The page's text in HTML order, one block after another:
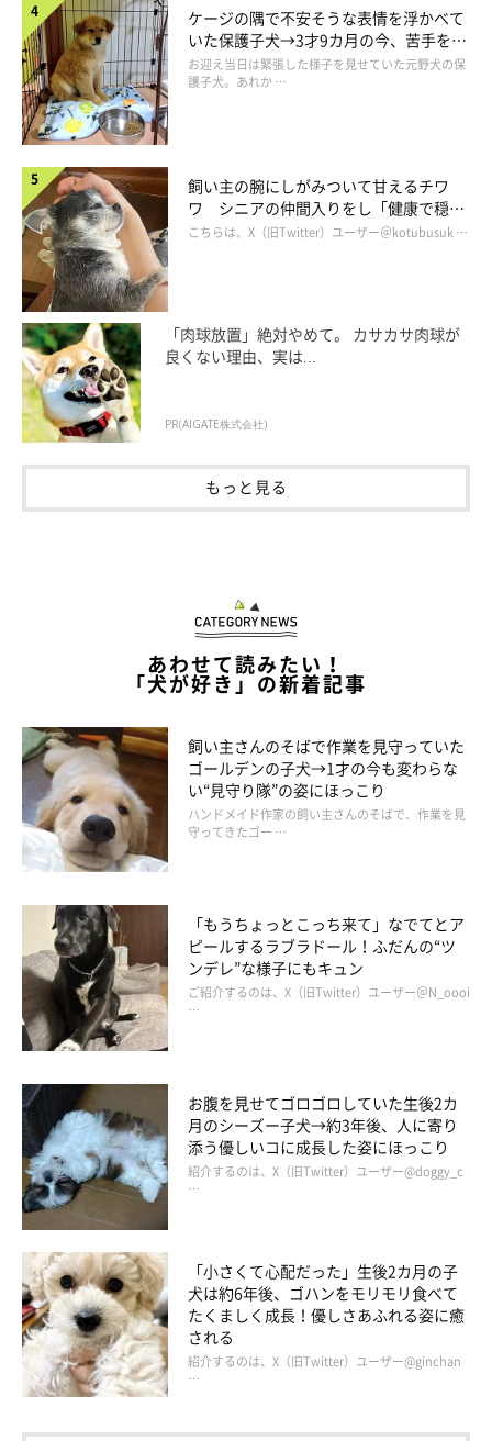
「ちょうどいい…zzz」
そして、お布団を鼻でめくり毛布の上で寝ます。マロたんに毛布
の上に寝られると、わたしは寝返りを打つことができません。お
布団も剥ぎ取られるし寒い。でもいいの、寒くてもマロたんと一
緒に寝たいから。マロたんの昆布の匂いがする頭をクンクンしな
犬と一緒に寝ることに賛否両論ありますが
パピーの頃はケージで寝てたのですが、いつの間にやら一緒に寝
るようになりました。「さむいです！」とベッドに潜り込んで来
て尻尾をくっ付けるマロたんの可愛さや、幸せそうな寝顔を見る
と、一緒に寝るのも悪くないと思います。ただ、毎朝シーツに付
いたマロ毛を取るのは本当に面倒です(笑)
ケージの隅で不安そうな表情を浮かべて
いた保護子犬→3才9カ月の今、苦手を克
服し頼もしいコに成長！
お迎え当日は緊張した様子を見せていた元野犬の保
護子犬。あれか …
飼い主の腕にしがみついて甘えるチワ
ワ シニアの仲間入りをし「健康で穏や
かな暮らしが続いてほしい」と願う
こちらは、X（旧Twitter）ユーザー＠kotubusuk …
「肉球放置」絶対やめて。 カサカサ肉球が
良くない理由、実は...
PR(AIGATE株式会社)
もっと見る
あわせて読みたい！
「犬が好き」の新着記事
飼い主さんのそばで作業を見守っていた
ゴールデンの子犬→1才の今も変わらな
い“見守り隊”の姿にほっこり
ハンドメイド作家の飼い主さんのそばで、作業を見
守ってきたゴー …
「もうちょっとこっち来て」なでてとア
ピールするラブラドール！ふだんの“ツ
ンデレ”な様子にもキュン
ご紹介するのは、X（旧Twitter）ユーザー＠N_oooi
…
お腹を見せてゴロゴロしていた生後2カ
月のシーズー子犬→約3年後、人に寄り
添う優しいコに成長した姿にほっこり
紹介するのは、X（旧Twitter）ユーザー@doggy_c
…
「小さくて心配だった」生後2カ月の子
犬は約6年後、ゴハンをモリモリ食べて
たくましく成長！優しさあふれる姿に癒
される
紹介するのは、X（旧Twitter）ユーザー@ginchan
…